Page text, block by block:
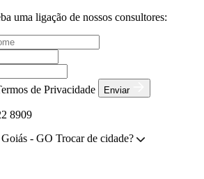
uma ligação de nossos consultores:
de Privacidade
Enviar
8909
- GO Trocar de cidade?